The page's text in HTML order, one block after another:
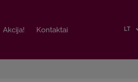
Akcija! Kontaktai LT
Akcija! Kontaktai LT